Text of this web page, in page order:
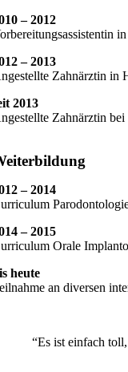
– 2012
– 2013
Zahnärztin in
2013
Zahnärztin
– 2014
– 2015
Orale
heute
an diversen
“Es ist einfach